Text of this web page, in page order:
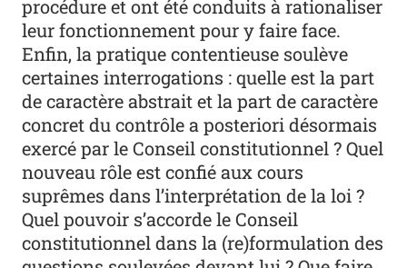
procédure et ont été conduits à rationaliser
leur fonctionnement pour y faire face.
Enfin, la pratique contentieuse soulève
certaines interrogations : quelle est la part
de caractère abstrait et la part de caractère
concret du contrôle a posteriori désormais
exercé par le Conseil constitutionnel ? Quel
nouveau rôle est confié aux cours
suprêmes dans l’interprétation de la loi ?
Quel pouvoir s’accorde le Conseil
constitutionnel dans la (re)formulation des